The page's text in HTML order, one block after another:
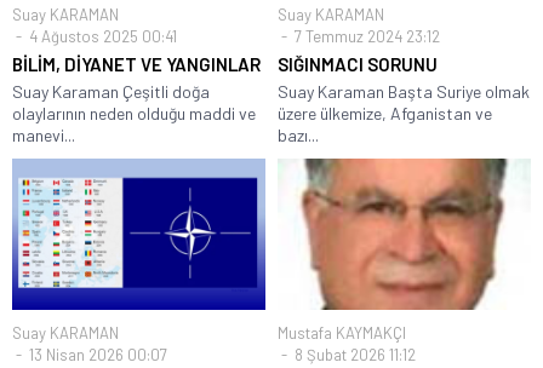
Suay KARAMAN
4 Ağustos 2025 00:41
BİLİM, DİYANET VE YANGINLAR
Suay Karaman Çeşitli doğa
olaylarının neden olduğu maddi ve
manevi...
Suay KARAMAN
7 Temmuz 2024 23:12
SIĞINMACI SORUNU
Suay Karaman Başta Suriye olmak
üzere ülkemize, Afganistan ve
bazı...
Suay KARAMAN
13 Nisan 2026 00:07
Mustafa KAYMAKÇI
8 Şubat 2026 11:12